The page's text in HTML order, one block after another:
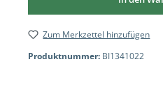
Zum Merkzettel hinzufügen
Produktnummer: BI1341022